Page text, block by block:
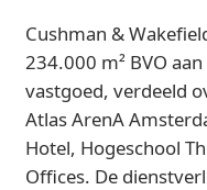
Cushman &
234.000 m² BVO
vastgoed, verdeeld
Atlas ArenA
Hotel, Hogeschool
Offices. De